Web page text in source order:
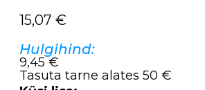
15,07 €
Hulgihind:
9,45 €
Tasuta tarne alates 50 €